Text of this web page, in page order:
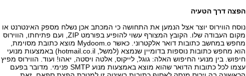
הפצה דרך הטעיה
נוסח הווירוס יוצר אצל הנמען את התחושה כי המכתב אכן נשלח מספק האינטרנט או
מקום העבודה שלו. הקובץ המצורף עשוי להופיע בפורמט ZIP, ועם פתיחתו, הווירוס
מחפש במחשב כתובות דואר אלקטרוני. כאשר Mydoom.o מוצא כתובת מסוימת,
הוא מחפש כתובות נוספות בדומיין שנמצא (למשל, hotmail.co.il) באמצעות מנועי
חיפוש. בין מנועי החיפוש האלה: גוגל, לייקוס, אלטה ויסטה, יאהו! ועוד. הווירוס מפיץ
עצמו לכל כתובות הדואר שהוא מוצא באמצעות מנוע SMTP פנימי. מדובר בפעם